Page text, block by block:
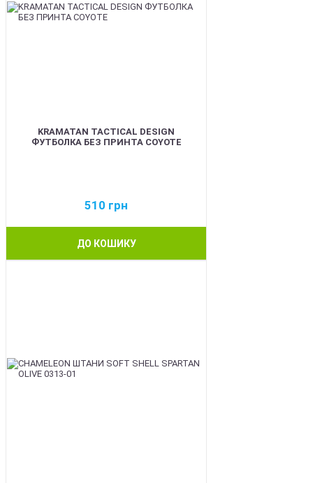
KRAMATAN TACTICAL DESIGN
ФУТБОЛКА БЕЗ ПРИНТА COYOTE
510 грн
ДО КОШИКУ